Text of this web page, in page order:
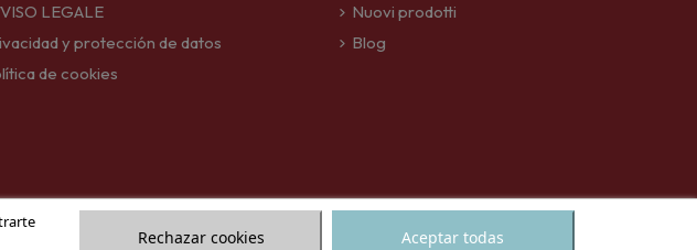
LEGALE
y protección de datos
de cookies
Nuovi prodotti
Blog
Rechazar cookies Aceptar todas